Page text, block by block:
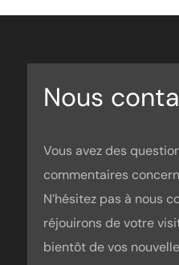
Nous
Vous avez des
commentaires
N’hésitez pas à nous
réjouirons de votre
bientôt de vos